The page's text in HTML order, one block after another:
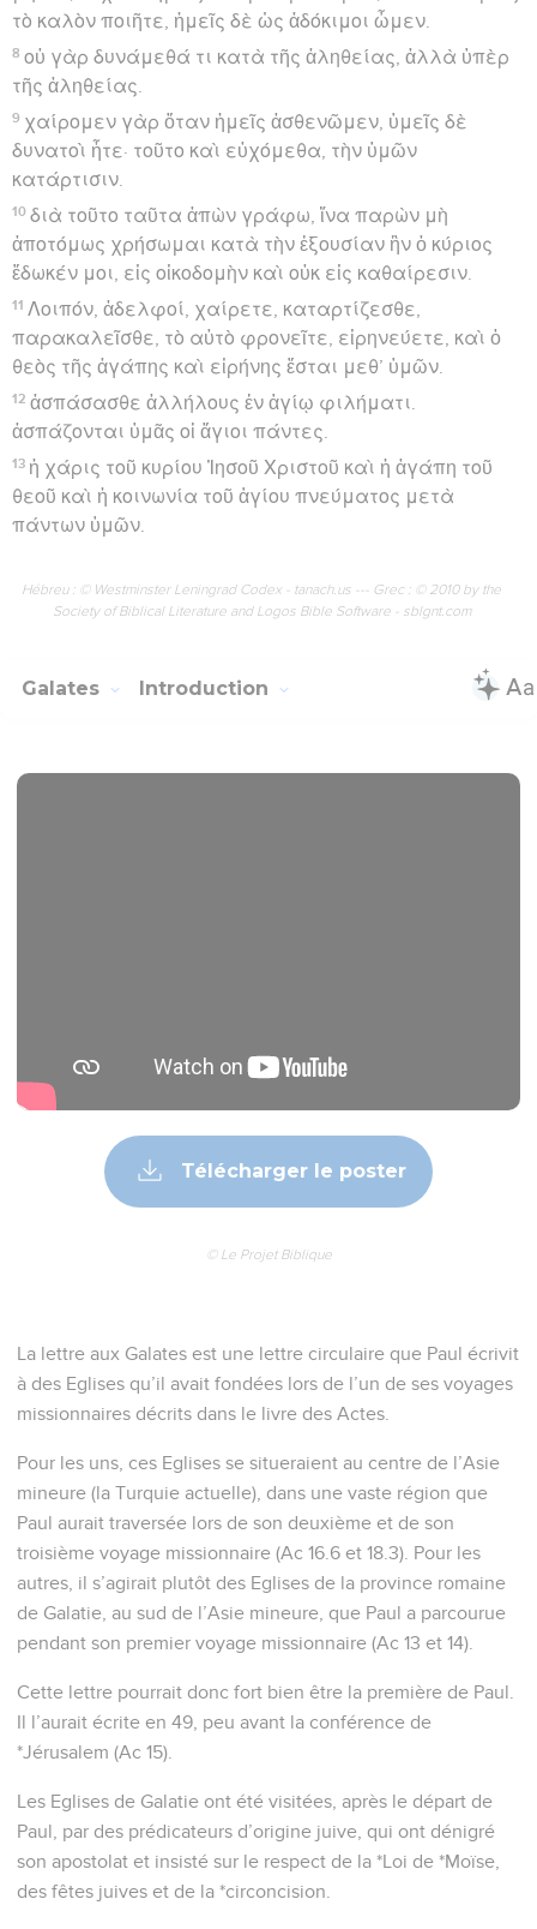
τὸ καλὸν ποιῆτε, ἡμεῖς δὲ ὡς ἀδόκιμοι ὦμεν.
8 οὐ γὰρ δυνάμεθά τι κατὰ τῆς ἀληθείας, ἀλλὰ ὑπὲρ
τῆς ἀληθείας.
9 χαίρομεν γὰρ ὅταν ἡμεῖς ἀσθενῶμεν, ὑμεῖς δὲ
δυνατοὶ ἦτε· τοῦτο καὶ εὐχόμεθα, τὴν ὑμῶν
κατάρτισιν.
10 διὰ τοῦτο ταῦτα ἀπὼν γράφω, ἵνα παρὼν μὴ
ἀποτόμως χρήσωμαι κατὰ τὴν ἐξουσίαν ἣν ὁ κύριος
ἔδωκέν μοι, εἰς οἰκοδομὴν καὶ οὐκ εἰς καθαίρεσιν.
11 Λοιπόν, ἀδελφοί, χαίρετε, καταρτίζεσθε,
παρακαλεῖσθε, τὸ αὐτὸ φρονεῖτε, εἰρηνεύετε, καὶ ὁ
θεὸς τῆς ἀγάπης καὶ εἰρήνης ἔσται μεθ’ ὑμῶν.
12 ἀσπάσασθε ἀλλήλους ἐν ἁγίῳ φιλήματι.
ἀσπάζονται ὑμᾶς οἱ ἅγιοι πάντες.
13 ἡ χάρις τοῦ κυρίου Ἰησοῦ Χριστοῦ καὶ ἡ ἀγάπη τοῦ
θεοῦ καὶ ἡ κοινωνία τοῦ ἁγίου πνεύματος μετὰ
πάντων ὑμῶν.
Hébreu : © Westminster Leningrad Codex - tanach.us --- Grec : © 2010 by the
Society of Biblical Literature and Logos Bible Software - sblgnt.com
Galates Introduction
Télécharger le poster
© Le Projet Biblique
La lettre aux Galates est une lettre circulaire que Paul écrivit
à des Eglises qu’il avait fondées lors de l’un de ses voyages
missionnaires décrits dans le livre des Actes.
Pour les uns, ces Eglises se situeraient au centre de l’Asie
mineure (la Turquie actuelle), dans une vaste région que
Paul aurait traversée lors de son deuxième et de son
troisième voyage missionnaire (Ac 16.6 et 18.3). Pour les
autres, il s’agirait plutôt des Eglises de la province romaine
de Galatie, au sud de l’Asie mineure, que Paul a parcourue
pendant son premier voyage missionnaire (Ac 13 et 14).
Cette lettre pourrait donc fort bien être la première de Paul.
Il l’aurait écrite en 49, peu avant la conférence de
*Jérusalem (Ac 15).
Les Eglises de Galatie ont été visitées, après le départ de
Paul, par des prédicateurs d’origine juive, qui ont dénigré
son apostolat et insisté sur le respect de la *Loi de *Moïse,
des fêtes juives et de la *circoncision.